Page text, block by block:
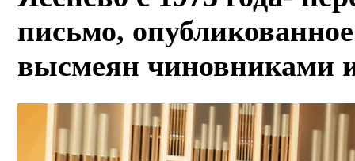
письмо,
высмеян чиновниками